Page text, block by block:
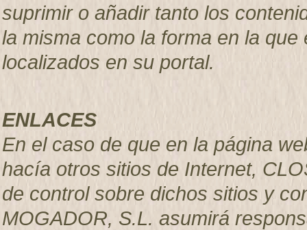
suprimir o añadir tanto los
la misma como la forma en la
localizados en su portal.
ENLACES
En el caso de que en la página
hacía otros sitios de Internet,
de control sobre dichos sitios y
MOGADOR, S.L. asumirá